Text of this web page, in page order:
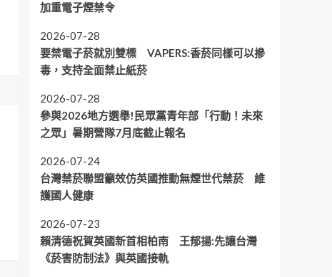
加重電子煙禁令
2026-07-28
要禁電子菸就別雙標 VAPERS:香菸同樣可以摻
毒，支持全面禁止紙菸
2026-07-28
參與2026地方選舉!民眾黨青年部「行動！未來
之眾」暑期營隊7月底截止報名
2026-07-24
台灣禁菸聯盟籲效仿英國推動無煙世代禁菸 維
護國人健康
2026-07-23
賴清德祝賀英國新首相柏南 王郁揚:先讓台灣
《菸害防制法》與英國接軌